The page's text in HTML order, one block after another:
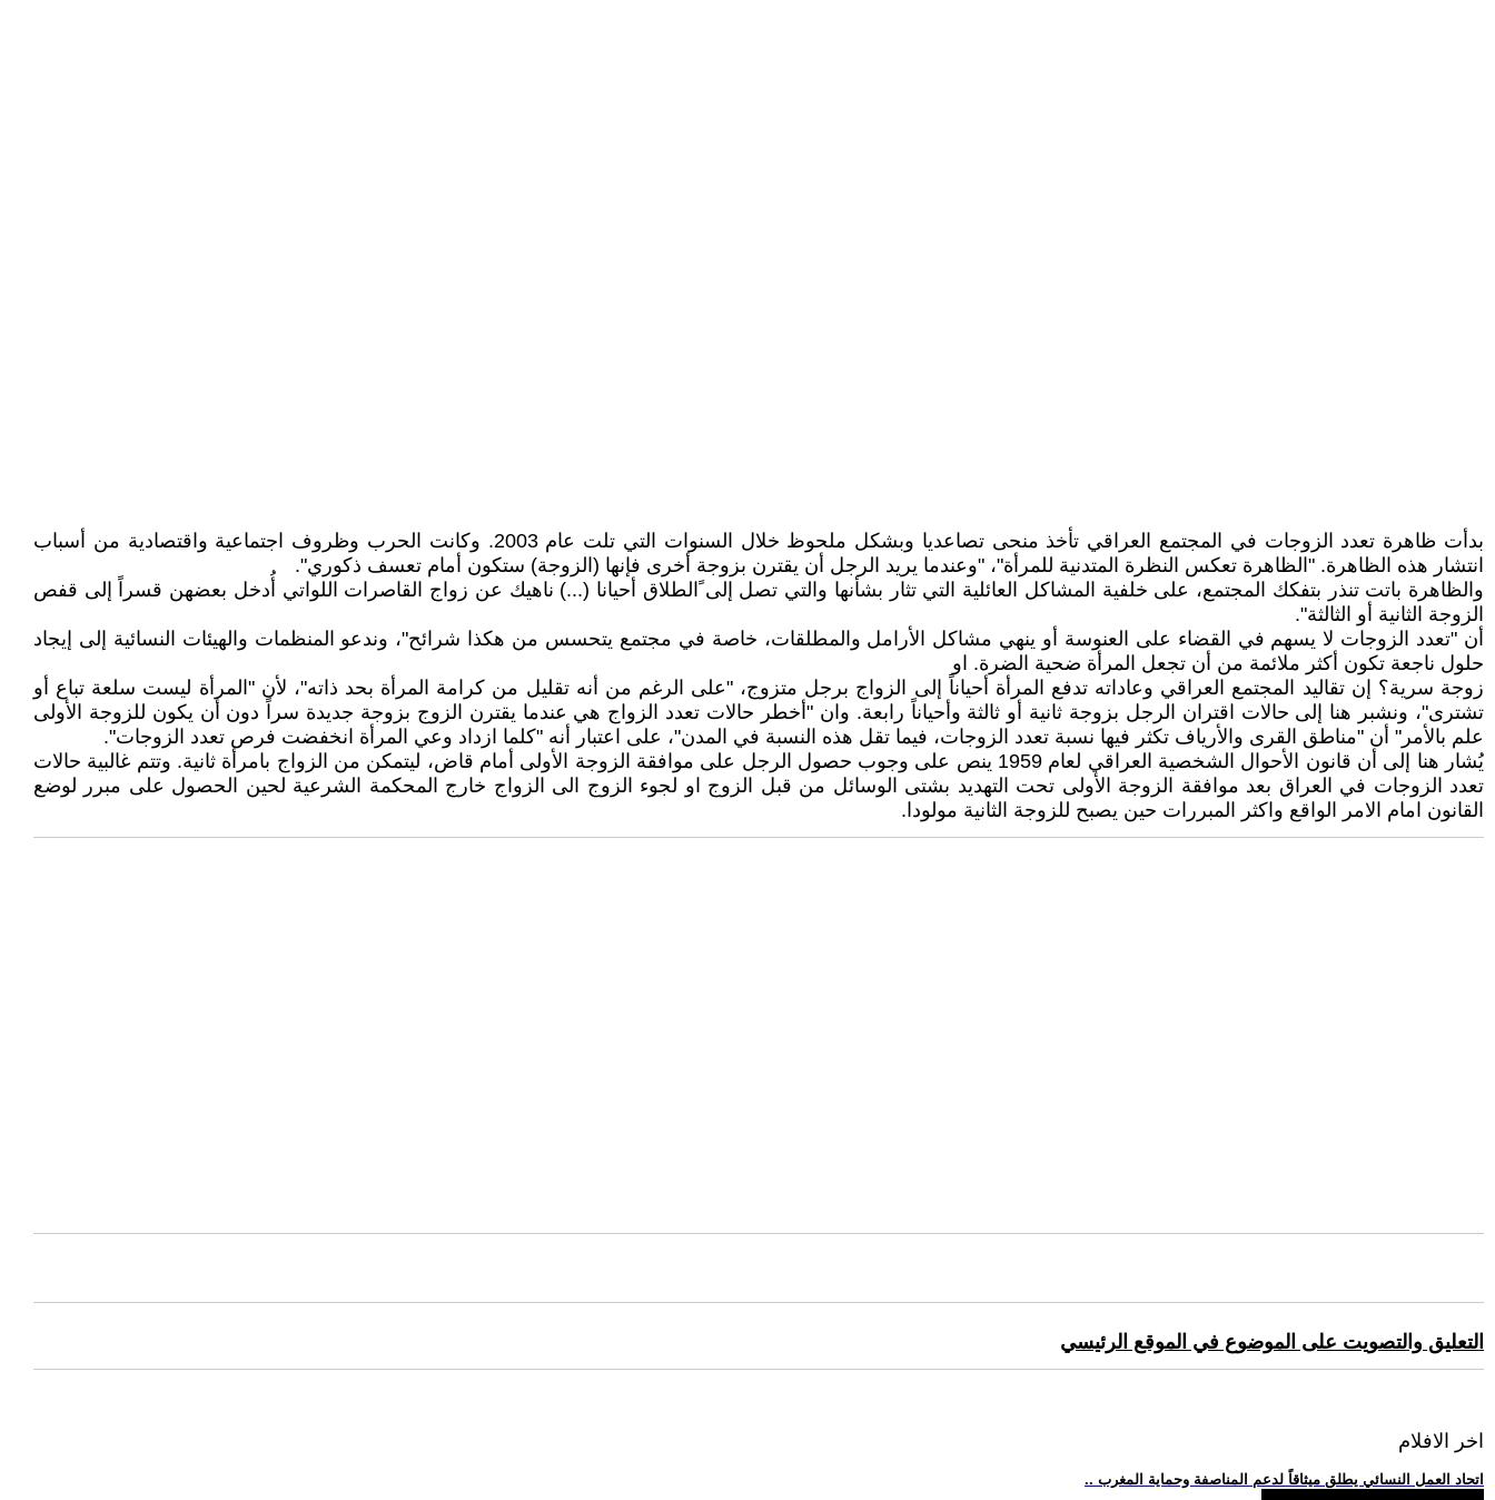
بدأت ظاهرة تعدد الزوجات في المجتمع العراقي تأخذ منحى تصاعديا وبشكل ملحوظ خلال السنوات التي تلت عام 2003. وكانت الحرب وظروف اجتماعية واقتصادية من أسباب
انتشار هذه الظاهرة. "الظاهرة تعكس النظرة المتدنية للمرأة"، "وعندما يريد الرجل أن يقترن بزوجة أخرى فإنها (الزوجة) ستكون أمام تعسف ذكوري".
والظاهرة باتت تنذر بتفكك المجتمع، على خلفية المشاكل العائلية التي تثار بشأنها والتي تصل إلى ًالطلاق أحيانا (...) ناهيك عن زواج القاصرات اللواتي أُدخل بعضهن قسراً إلى قفص
الزوجة الثانية أو الثالثة".
أن "تعدد الزوجات لا يسهم في القضاء على العنوسة أو ينهي مشاكل الأرامل والمطلقات، خاصة في مجتمع يتحسس من هكذا شرائح"، وندعو المنظمات والهيئات النسائية إلى إيجاد
حلول ناجعة تكون أكثر ملائمة من أن تجعل المرأة ضحية الضرة. او
زوجة سرية؟ إن تقاليد المجتمع العراقي وعاداته تدفع المرأة أحياناً إلى الزواج برجل متزوج، "على الرغم من أنه تقليل من كرامة المرأة بحد ذاته"، لأن "المرأة ليست سلعة تباع أو
تشترى"، ونشبر هنا إلى حالات اقتران الرجل بزوجة ثانية أو ثالثة وأحياناً رابعة. وان "أخطر حالات تعدد الزواج هي عندما يقترن الزوج بزوجة جديدة سراً دون أن يكون للزوجة الأولى
علم بالأمر" أن "مناطق القرى والأرياف تكثر فيها نسبة تعدد الزوجات، فيما تقل هذه النسبة في المدن"، على اعتبار أنه "كلما ازداد وعي المرأة انخفضت فرص تعدد الزوجات".
يُشار هنا إلى أن قانون الأحوال الشخصية العراقي لعام 1959 ينص على وجوب حصول الرجل على موافقة الزوجة الأولى أمام قاض، ليتمكن من الزواج بامرأة ثانية. وتتم غالبية حالات
تعدد الزوجات في العراق بعد موافقة الزوجة الأولى تحت التهديد بشتى الوسائل من قبل الزوج او لجوء الزوج الى الزواج خارج المحكمة الشرعية لحين الحصول على مبرر لوضع
القانون امام الامر الواقع واكثر المبررات حين يصبح للزوجة الثانية مولودا.
التعليق والتصويت على الموضوع في الموقع الرئيسي
اخر الافلام
.. اتحاد العمل النسائي يطلق ميثاقاً لدعم المناصفة وحماية المغرب